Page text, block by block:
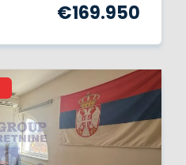
€169.950